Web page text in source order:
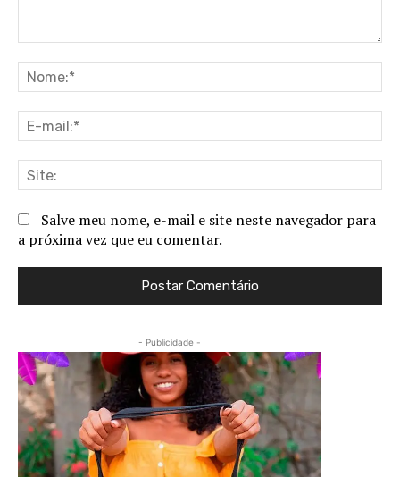
Salve meu nome, e-mail e site neste navegador para
a próxima vez que eu comentar.
- Publicidade -